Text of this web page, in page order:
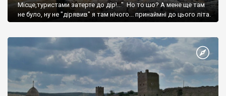
Місце,туристами затерте до дір!..." Но то шо? А мене ще там
не було, ну не "дірявив" я там нічого... принаймні до цього літа.